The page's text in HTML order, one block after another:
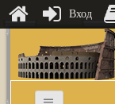
Вход